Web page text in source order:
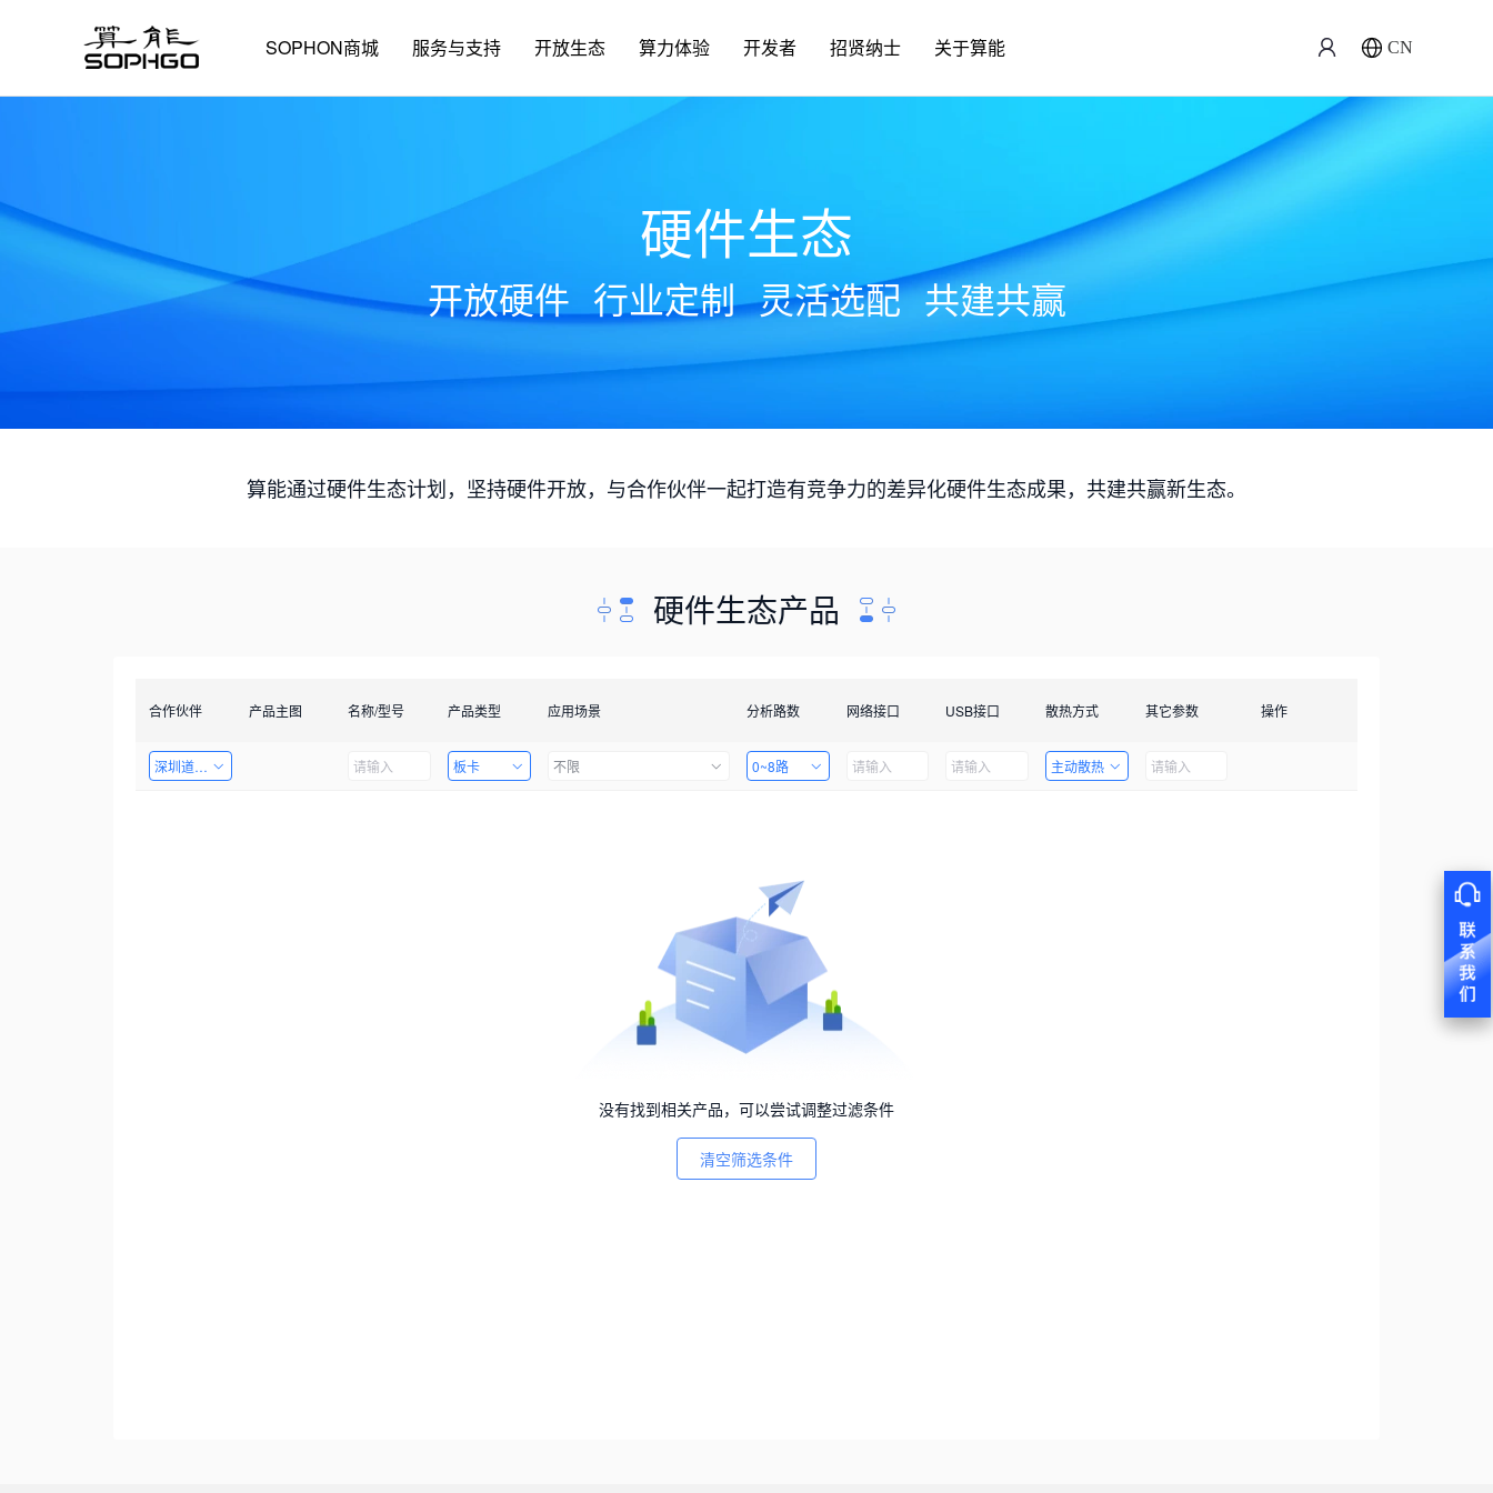
SOPHON商城 服务与支持 开放生态 算力体验 开发者 招贤纳士 关于算能 CN
硬件生态
开放硬件 行业定制 灵活选配 共建共赢
算能通过硬件生态计划，坚持硬件开放，与合作伙伴一起打造有竞争力的差异化硬件生态成果，共建共赢新生态。
硬件生态产品
合作伙伴 产品主图 名称/型号 产品类型 应用场景 分析路数 网络接口 USB接口 散热方式 其它参数 操作
深圳道者技术有限公司 板卡 不限 0~8路 主动散热
没有找到相关产品，可以尝试调整过滤条件
清空筛选条件